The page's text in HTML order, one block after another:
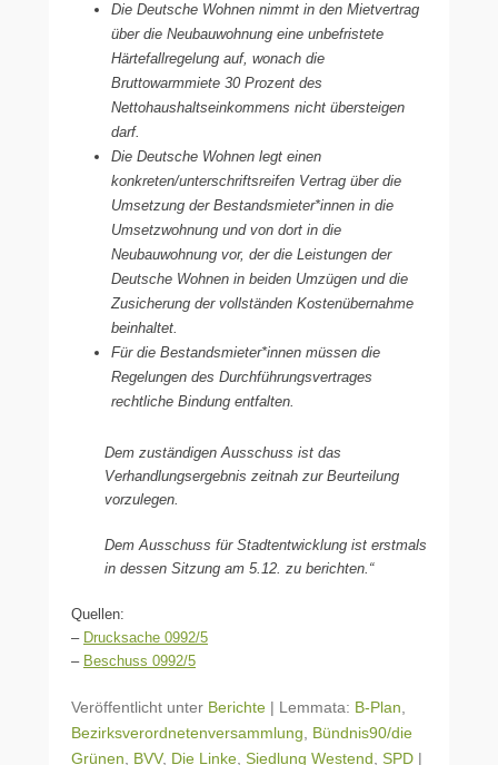
Die Deutsche Wohnen nimmt in den Mietvertrag
über die Neubauwohnung eine unbefristete
Härtefallregelung auf, wonach die
Bruttowarmmiete 30 Prozent des
Nettohaushaltseinkommens nicht übersteigen
darf.
Die Deutsche Wohnen legt einen
konkreten/unterschriftsreifen Vertrag über die
Umsetzung der Bestandsmieter*innen in die
Umsetzwohnung und von dort in die
Neubauwohnung vor, der die Leistungen der
Deutsche Wohnen in beiden Umzügen und die
Zusicherung der vollständen Kostenübernahme
beinhaltet.
Für die Bestandsmieter*innen müssen die
Regelungen des Durchführungsvertrages
rechtliche Bindung entfalten.
Dem zuständigen Ausschuss ist das
Verhandlungsergebnis zeitnah zur Beurteilung
vorzulegen.
Dem Ausschuss für Stadtentwicklung ist erstmals
in dessen Sitzung am 5.12. zu berichten.“
Quellen:
– Drucksache 0992/5
– Beschuss 0992/5
Veröffentlicht unter Berichte | Lemmata: B-Plan
Bezirksverordnetenversammlung
Bündnis90/die
Grünen
BVV, Die Linke Siedlung Westend SPD |